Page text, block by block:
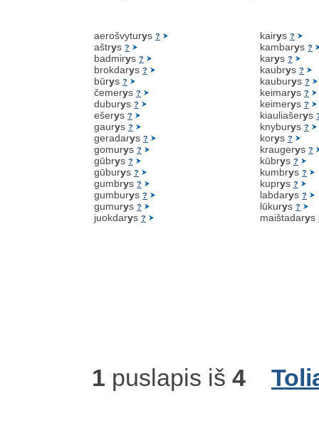
aerošvyturys ?
aštrys ?
badmirys ?
brokdarys ?
būrys ?
čemerys ?
duburys ?
ešerys ?
gaurys ?
geradarys ?
gomurys ?
gūbrys ?
gūburys ?
gumbrys ?
gumburys ?
gumurys ?
juokdarys ?
kairys ?
kambarys ?
karys ?
kaubrys ?
kauburys ?
keimarys ?
keimerys ?
kiauliašerys
knyburys ?
korys ?
kraugerys ?
kūbrys ?
kumbrys ?
kuprys ?
labdarys ?
lūkurys ?
maištadarys
1 puslapis iš 4